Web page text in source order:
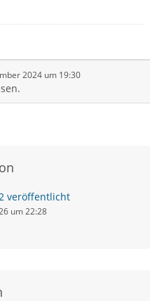
2024 um 19:30
veröffentlicht
um 22:28